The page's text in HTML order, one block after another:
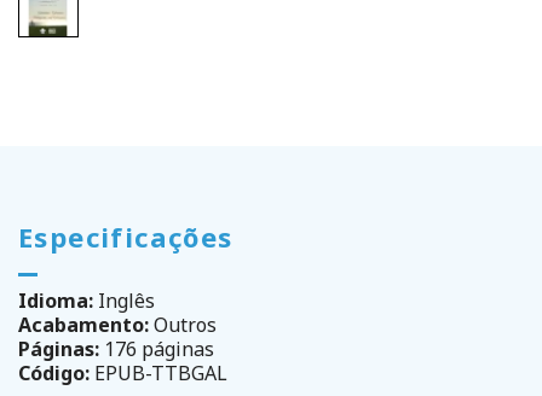
Especificações
Idioma: Inglês
Acabamento:Outros
Páginas: 176 páginas
Código: EPUB-TTBGAL